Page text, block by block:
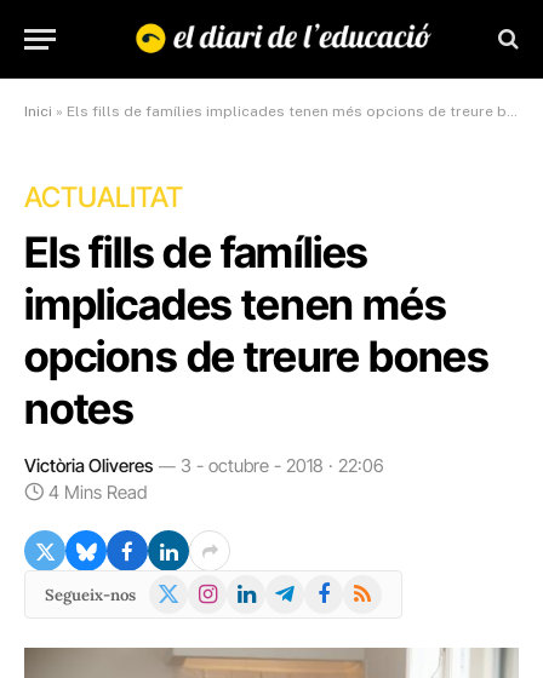
Inici » Els fills de famílies implicades tenen més opcions de treure bones notes
ACTUALITAT
Els fills de famílies
implicades tenen més
opcions de treure bones
notes
Victòria Oliveres
3 - octubre - 2018 · 22:06
4 Mins Read
Segueix-nos
X
Instagram
LinkedInTelegramFacebook
RSS